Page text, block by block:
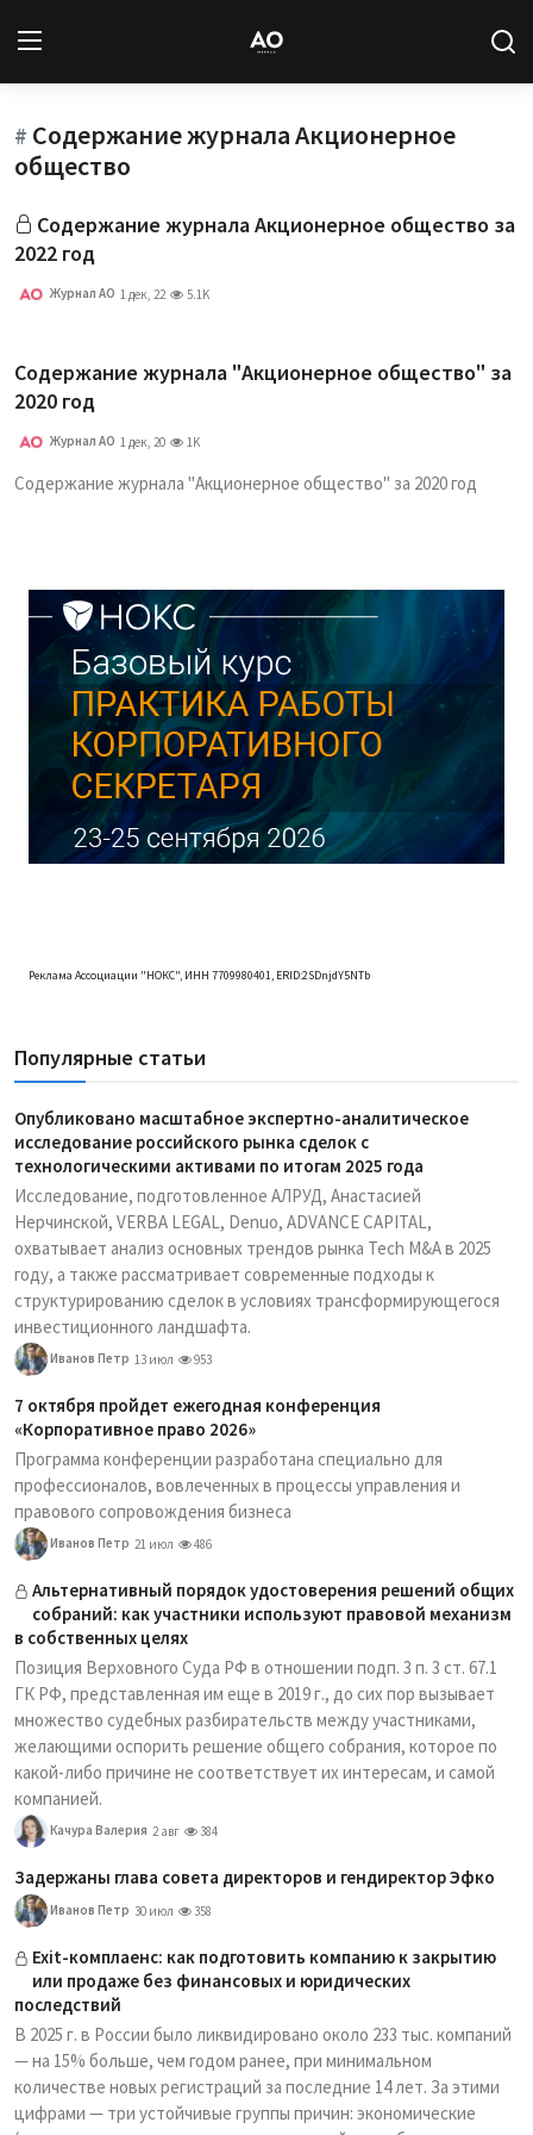
Вход Регистрация
Статьи
Архив
База знаний
Подписка
# Содержание журнала Акционерное
общество
Содержание журнала Акционерное общество за
2022 год
Журнал АО 1 дек, 22 5.1K
Содержание журнала "Акционерное общество" за
2020 год
Журнал АО 1 дек, 20 1K
Содержание журнала "Акционерное общество" за 2020 год
Реклама Ассоциации "НОКС", ИНН 7709980401, ERID:2SDnjdY5NTb
Популярные статьи
Опубликовано масштабное экспертно-аналитическое
исследование российского рынка сделок с
технологическими активами по итогам 2025 года
Исследование, подготовленное АЛРУД, Анастасией
Нерчинской, VERBA LEGAL, Denuo, ADVANCE CAPITAL,
охватывает анализ основных трендов рынка Tech M&A в 2025
году, а также рассматривает современные подходы к
структурированию сделок в условиях трансформирующегося
инвестиционного ландшафта.
Иванов Петр 13 июл 953
7 октября пройдет ежегодная конференция
«Корпоративное право 2026»
Программа конференции разработана специально для
профессионалов, вовлеченных в процессы управления и
правового сопровождения бизнеса
Иванов Петр 21 июл 486
Альтернативный порядок удостоверения решений общих
собраний: как участники используют правовой механизм
в собственных целях
Позиция Верховного Суда РФ в отношении подп. 3 п. 3 ст. 67.1
ГК РФ, представленная им еще в 2019 г., до сих пор вызывает
множество судебных разбирательств между участниками,
желающими оспорить решение общего собрания, которое по
какой-либо причине не соответствует их интересам, и самой
компанией.
Качура Валерия 2 авг 384
Задержаны глава совета директоров и гендиректор Эфко
Иванов Петр 30 июл 358
Exit-комплаенс: как подготовить компанию к закрытию
или продаже без финансовых и юридических
последствий
В 2025 г. в России было ликвидировано около 233 тыс. компаний
— на 15% больше, чем годом ранее, при минимальном
количестве новых регистраций за последние 14 лет. За этими
цифрами — три устойчивые группы причин: экономические